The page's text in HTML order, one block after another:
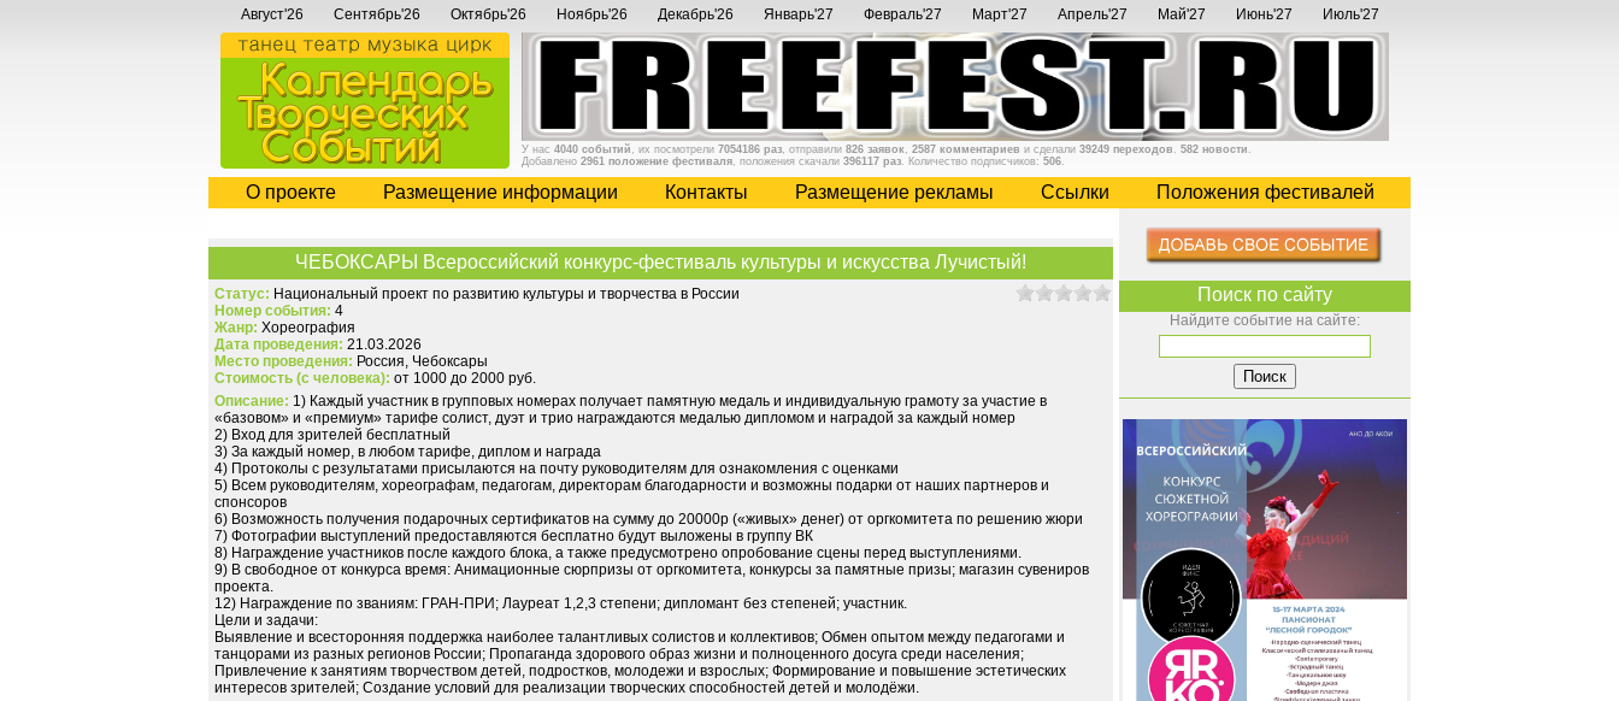
Август'26 Сентябрь'26 Октябрь'26 Ноябрь'26 Декабрь'26 Январь'27 Февраль'27 Март'27 Апрель'27 Май'27 Июнь'27 Июль'27
У нас 4040 событий , их посмотрели 7054186 раз, отправили 826 заявок, 2587 комментариев и сделали 39249 переходов . 582 новости .
Добавлено 2961 положение фестиваля, положения скачали 396117 раз. Количество подписчиков: 506.
О проекте Размещение информации Контакты Размещение рекламы Cсылки Положения фестивалей
ЧЕБОКСАРЫ Всероссийский конкурс-фестиваль культуры и искусства Лучистый!
Статус: Национальный проект по развитию культуры и творчества в России
Номер события: 4
Жанр: Хореография
Дата проведения: 21.03.2026
Место проведения: Россия, Чебоксары
Стоимость (с человека): от 1000 до 2000 руб.
Описание: 1) Каждый участник в групповых номерах получает памятную медаль и индивидуальную грамоту за участие в
«базовом» и «премиум» тарифе солист, дуэт и трио награждаются медалью дипломом и наградой за каждый номер
2) Вход для зрителей бесплатный
3) За каждый номер, в любом тарифе, диплом и награда
4) Протоколы с результатами присылаются на почту руководителям для ознакомления с оценками
5) Всем руководителям, хореографам, педагогам, директорам благодарности и возможны подарки от наших партнеров и
спонсоров
6) Возможность получения подарочных сертификатов на сумму до 20000р («живых» денег) от оргкомитета по решению жюри
7) Фотографии выступлений предоставляются бесплатно будут выложены в группу ВК
8) Награждение участников после каждого блока, а также предусмотрено опробование сцены перед выступлениями.
9) В свободное от конкурса время: Анимационные сюрпризы от оргкомитета, конкурсы за памятные призы; магазин сувениров
проекта.
12) Награждение по званиям: ГРАН-ПРИ; Лауреат 1,2,3 степени; дипломант без степеней; участник.
Цели и задачи:
Выявление и всесторонняя поддержка наиболее талантливых солистов и коллективов; Обмен опытом между педагогами и
танцорами из разных регионов России; Пропаганда здорового образ жизни и полноценного досуга среди населения;
Привлечение к занятиям творчеством детей, подростков, молодежи и взрослых; Формирование и повышение эстетических
интересов зрителей; Создание условий для реализации творческих способностей детей и молодёжи.
Поиск по сайту
Найдите событие на сайте: